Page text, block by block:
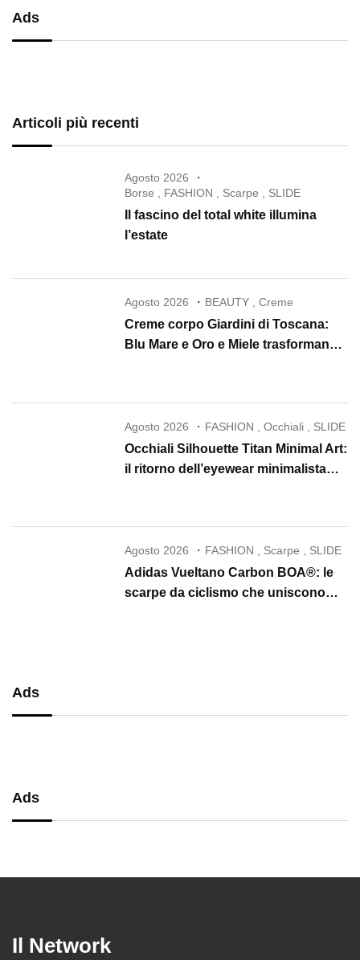
Ads
Articoli più recenti
Agosto 2026
Borse , FASHION , Scarpe , SLIDE
Il fascino del total white illumina
l’estate
Agosto 2026 BEAUTY ,Creme
Creme corpo Giardini di Toscana:
Blu Mare e Oro e Miele trasformano
Agosto 2026 FASHION ,Occhiali SLIDE
Occhiali Silhouette Titan Minimal Art:
il ritorno dell’eyewear minimalista
Agosto 2026 FASHION , Scarpe , SLIDE
Adidas Vueltano Carbon BOA®: le
scarpe da ciclismo che uniscono
Ads
Ads
Il Network